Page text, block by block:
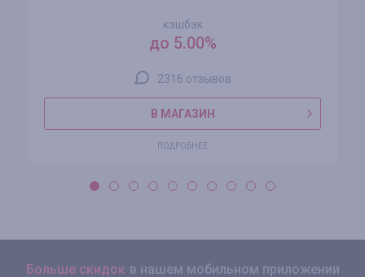
кэшбэк
до 5.00%
2316 отзывов
В МАГАЗИН
ПОДРОБНЕЕ
Больше скидок в нашем мобильном приложении